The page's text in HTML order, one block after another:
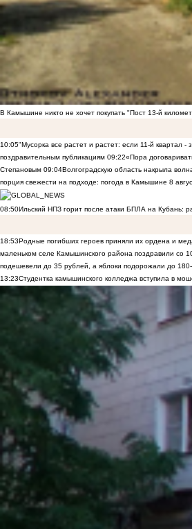
В Камышине никто не хочет покупать "Пост 13-й
10:05"Мусорка все растет и растет: если 11-й квартал
поздравительным публикациям 09:22«Пора
Степановым 09:04Волгоградскую область накрыла
порция свежести на подходе: погода в Камышине 8
08:50Ильский НПЗ горит после атаки БПЛА на Кубань:
18:53Родные погибших героев приняли их ордена и
маленьком селе Камышинского района поздравили со
подешевели до 35 рублей, а яблоки подорожали до 180-
13:23Студентка камышинского колледжа вступила в